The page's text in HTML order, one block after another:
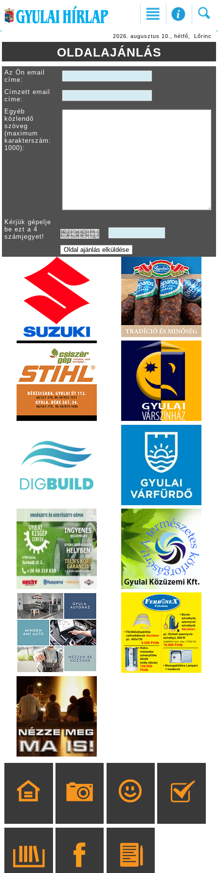
2026. augusztus 10., hétfő, Lőrinc
OLDALAJÁNLÁS
Az Ön email
címe:
Címzett email
címe:
Egyéb
közlendő
szöveg
(maximum
karakterszám:
1000):
Kérjük gépelje
be ezt a 4
számjegyet!